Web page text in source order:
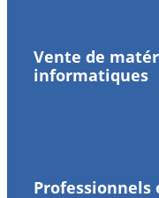
Vente de
informatiques